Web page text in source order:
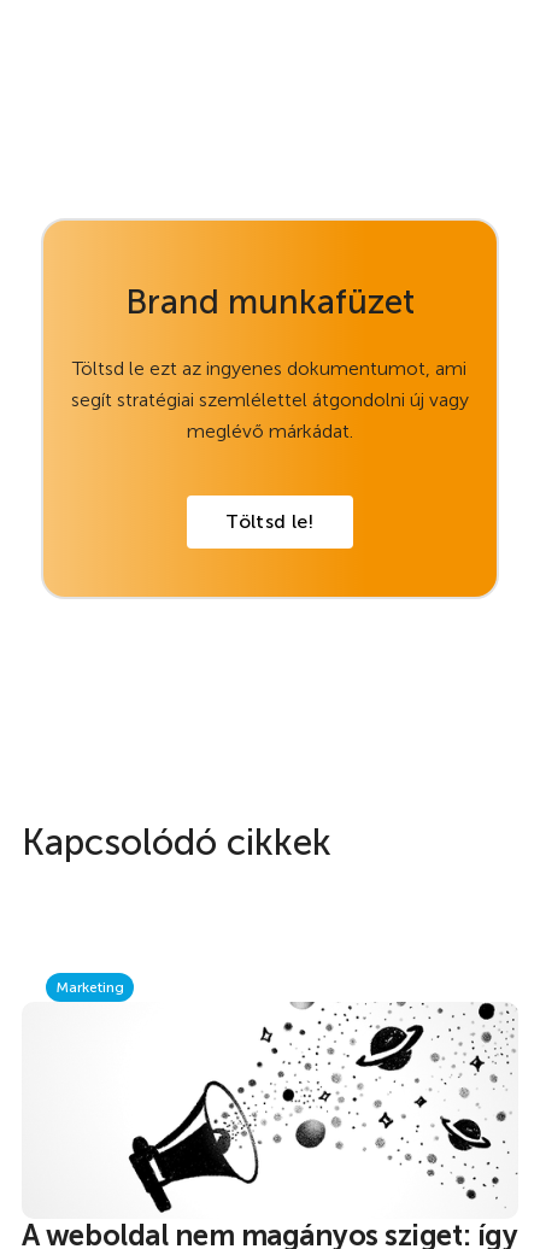
Brand munkafüzet
Töltsd le ezt az ingyenes dokumentumot, ami
segít stratégiai szemlélettel átgondolni új vagy
meglévő márkádat.
Töltsd le!
Kapcsolódó cikkek
Marketing
A weboldal nem magányos sziget: így